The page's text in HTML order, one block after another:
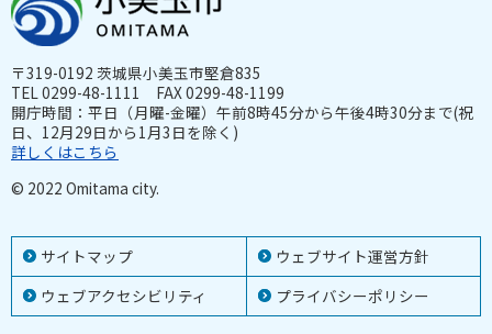
サイトマップ
ウェブサイト運営方針
ウェブアクセシビリティ
プライバシーポリシー
〒319-0192 茨城県小美玉市堅倉835
TEL 0299-48-1111 FAX 0299-48-1199
開庁時間：平日（月曜-金曜）午前8時45分から午後4時30分まで(祝
日、12月29日から1月3日を除く)
詳しくはこちら
© 2022 Omitama city.